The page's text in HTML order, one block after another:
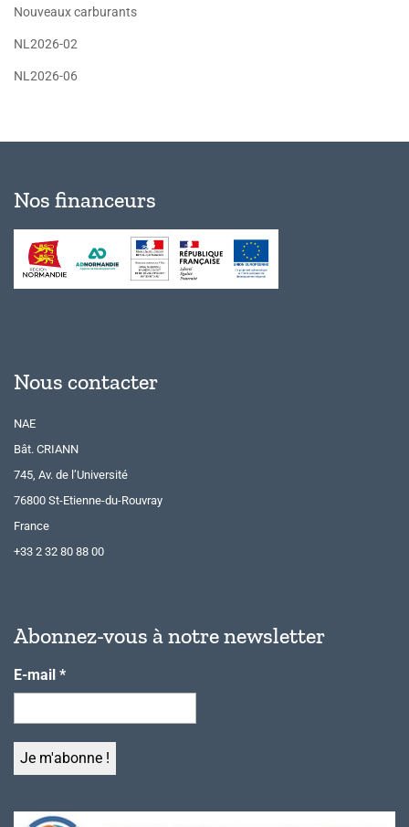
Nouveaux carburants
NL2026-02
NL2026-06
Nos financeurs
Nous contacter
NAE
Bât. CRIANN
745, Av. de l’Université
76800 St-Etienne-du-Rouvray
France
+33 2 32 80 88 00
Abonnez-vous à notre newsletter
E-mail *